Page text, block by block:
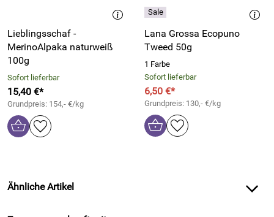
Lieblingsschaf -
MerinoAlpaka naturweiß
100g
Sofort lieferbar
15,40 €*
Grundpreis: 154,- €/kg
Lana Grossa Ecopuno
Tweed 50g
1 Farbe
Sofort lieferbar
6,50 €*
Grundpreis: 130,- €/kg
Ähnliche Artikel